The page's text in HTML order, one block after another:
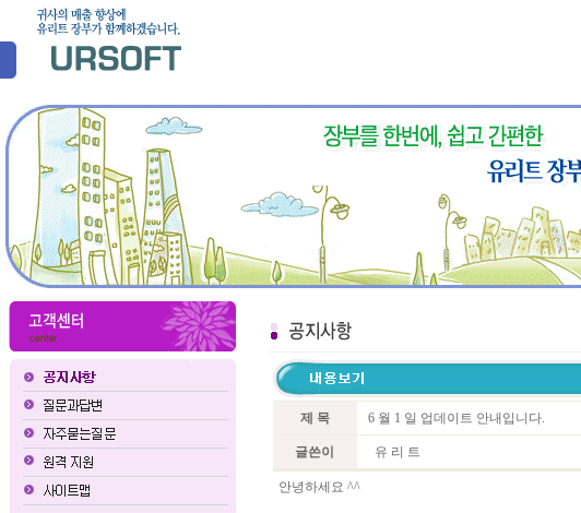
제 목 6 월 1 일 업데이트 안내입니다.
글쓴이 유 리 트
안녕하세요 ^^